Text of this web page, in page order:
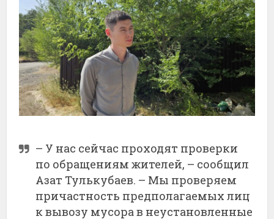
– У нас сейчас проходят проверки
по обращениям жителей, – сообщил
Азат Тулькубаев. – Мы проверяем
причастность предполагаемых лиц
к вывозу мусора в неустановленные